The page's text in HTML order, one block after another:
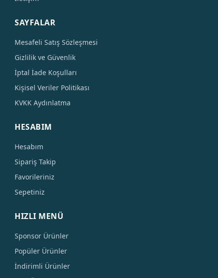
SAYFALAR
Mesafeli Satış Sözleşmesi
Gizlilik ve Güvenlik
İptal İade Koşulları
Kişisel Veriler Politikası
KVKK Aydınlatma
HESABIM
Hesabım
Sipariş Takip
Favorileriniz
Sepetiniz
HIZLI MENÜ
Sponsor Ürünler
Popüler Ürünler
İndirimli Ürünler